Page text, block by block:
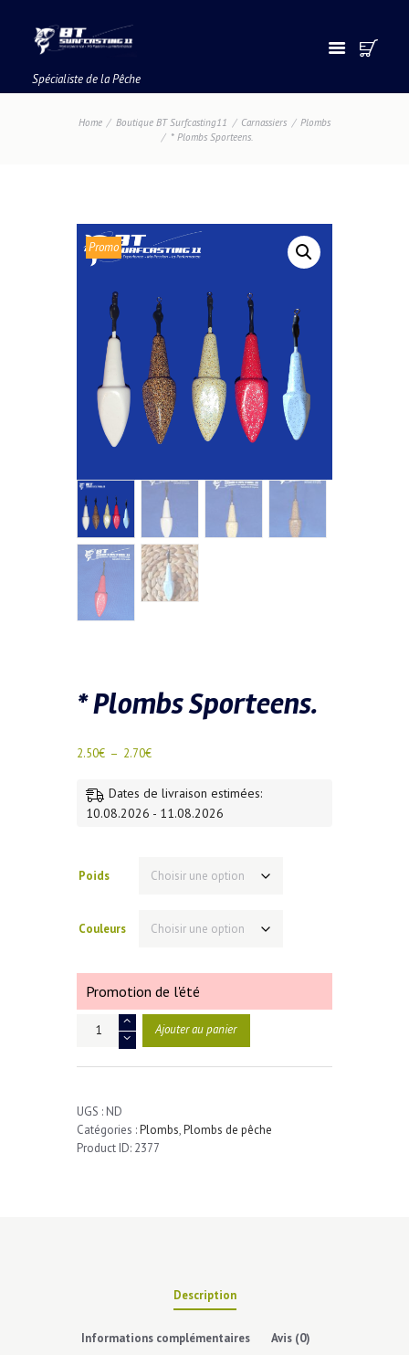
Spécialiste de la Pêche
Home Boutique BT Surfcasting11 Carnassiers
Plombs
* Plombs Sporteens.
Promo
!
* Plombs Sporteens.
2.50€ – 2.70€Plage
prix :
2.50€
Dates de livraison estimées:
10.08.2026 - 11.08.2026
Poids
Couleurs
Promotion de l'été
Sporteens.
Ajouter au panier
UGS : ND
Catégories :Plombs,Plombs de pêche
Product ID: 2377
Description
Informations complémentaires Avis (0)